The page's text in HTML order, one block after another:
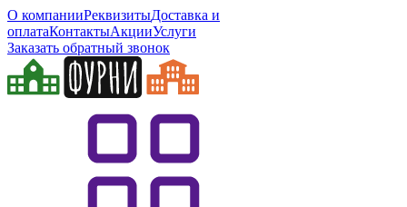
О компанииРеквизитыДоставка и
оплатаКонтактыАкцииУслуги
Заказать обратный звонок